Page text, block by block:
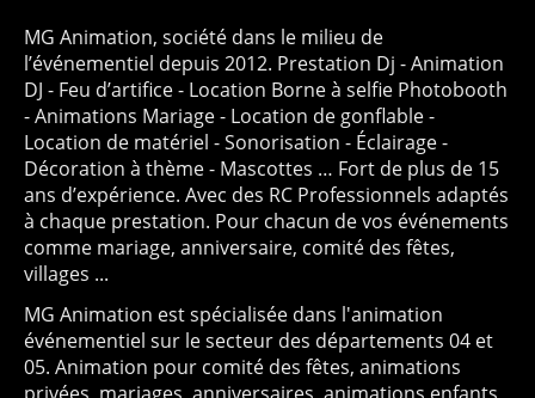
MG Animation, société dans le milieu de
l’événementiel depuis 2012. Prestation Dj - Animation
DJ - Feu d’artifice - Location Borne à selfie Photobooth
- Animations Mariage - Location de gonflable -
Location de matériel - Sonorisation - Éclairage -
Décoration à thème - Mascottes … Fort de plus de 15
ans d’expérience. Avec des RC Professionnels adaptés
à chaque prestation. Pour chacun de vos événements
comme mariage, anniversaire, comité des fêtes,
villages ...
MG Animation est spécialisée dans l'animation
événementiel sur le secteur des départements 04 et
05. Animation pour comité des fêtes, animations